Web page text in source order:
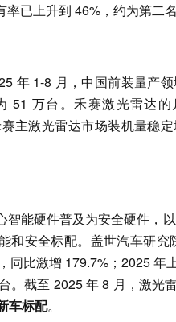
已上升到 46%，约为第二
年 1-8 月，中国前装量产
51 万台。禾赛激光雷达
主激光雷达市场装机量稳
能硬件普及为安全硬件，以
和安全标配。盖世汽车研
同比激增 179.7%；2025 年
。截至 2025 年 8 月，激光
车标配。